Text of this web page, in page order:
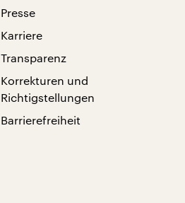
Presse
Karriere
Transparenz
Korrekturen und
Richtigstellungen
Barrierefreiheit